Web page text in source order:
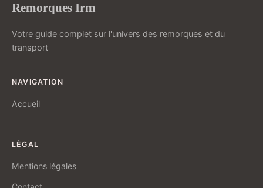
Remorques Irm
Votre guide complet sur l'univers des remorques et du
transport
NAVIGATION
Accueil
LÉGAL
Mentions légales